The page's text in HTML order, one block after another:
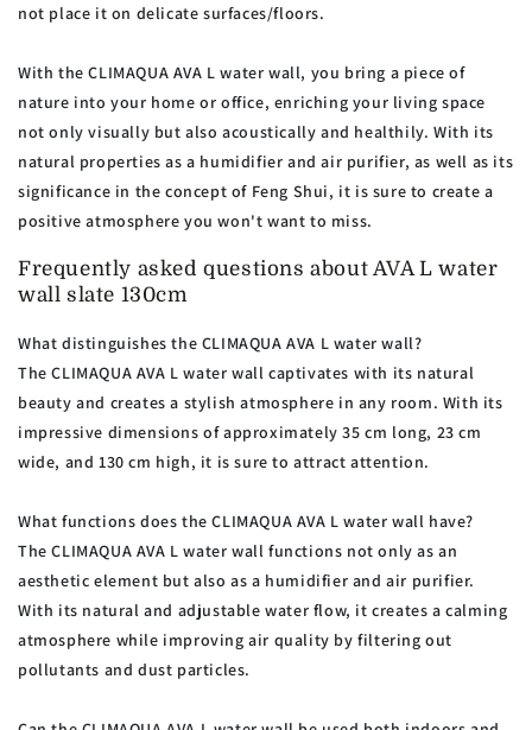
not place it on delicate surfaces/floors.
With the CLIMAQUA AVA L water wall, you bring a piece of
nature into your home or office, enriching your living space
not only visually but also acoustically and healthily. With its
natural properties as a humidifier and air purifier, as well as its
significance in the concept of Feng Shui, it is sure to create a
positive atmosphere you won't want to miss.
Frequently asked questions about AVA L water
wall slate 130cm
What distinguishes the CLIMAQUA AVA L water wall?
The CLIMAQUA AVA L water wall captivates with its natural
beauty and creates a stylish atmosphere in any room. With its
impressive dimensions of approximately 35 cm long, 23 cm
wide, and 130 cm high, it is sure to attract attention.
What functions does the CLIMAQUA AVA L water wall have?
The CLIMAQUA AVA L water wall functions not only as an
aesthetic element but also as a humidifier and air purifier.
With its natural and adjustable water flow, it creates a calming
atmosphere while improving air quality by filtering out
pollutants and dust particles.